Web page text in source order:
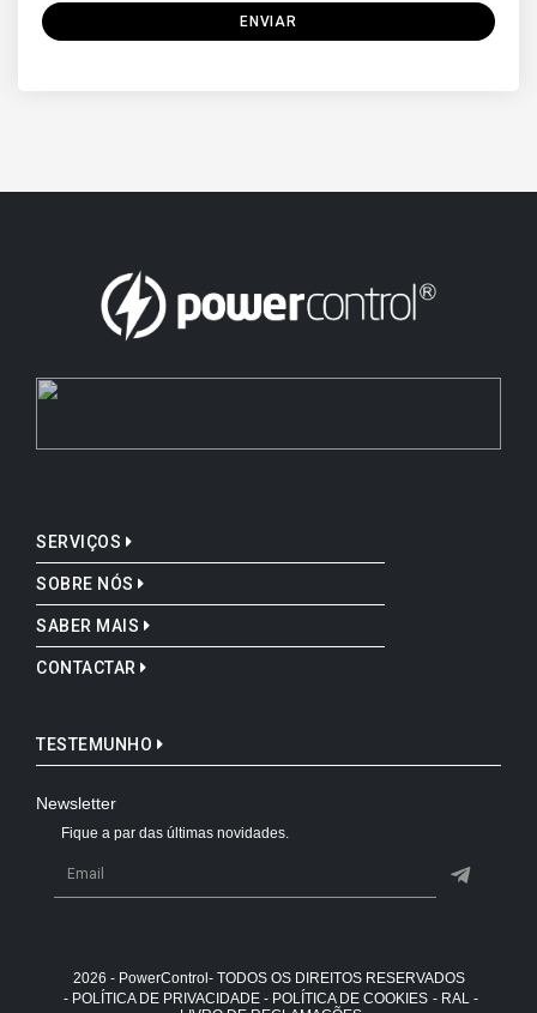
ENVIAR
SERVIÇOS
SOBRE NÓS
SABER MAIS
CONTACTAR
TESTEMUNHO
Newsletter
Fique a par das últimas novidades.
2026 - PowerControl- TODOS OS DIREITOS RESERVADOS
- POLÍTICA DE PRIVACIDADE - POLÍTICA DE COOKIES - RAL -